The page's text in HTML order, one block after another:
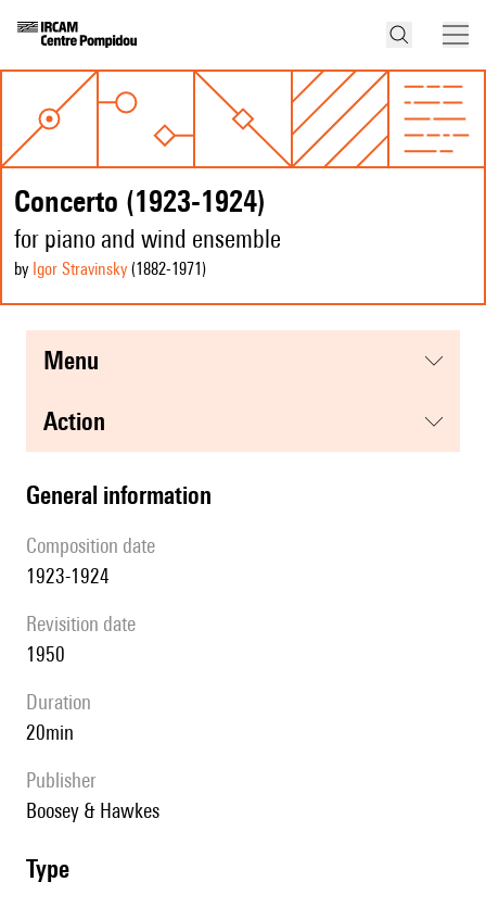
Concerto (1923-1924)
for piano and wind ensemble
by Igor Stravinsky (1882-1971 )
menu
action
general information
composition date
1923-1924
revisition date
1950
duration
20min
publisher
Boosey & Hawkes
type